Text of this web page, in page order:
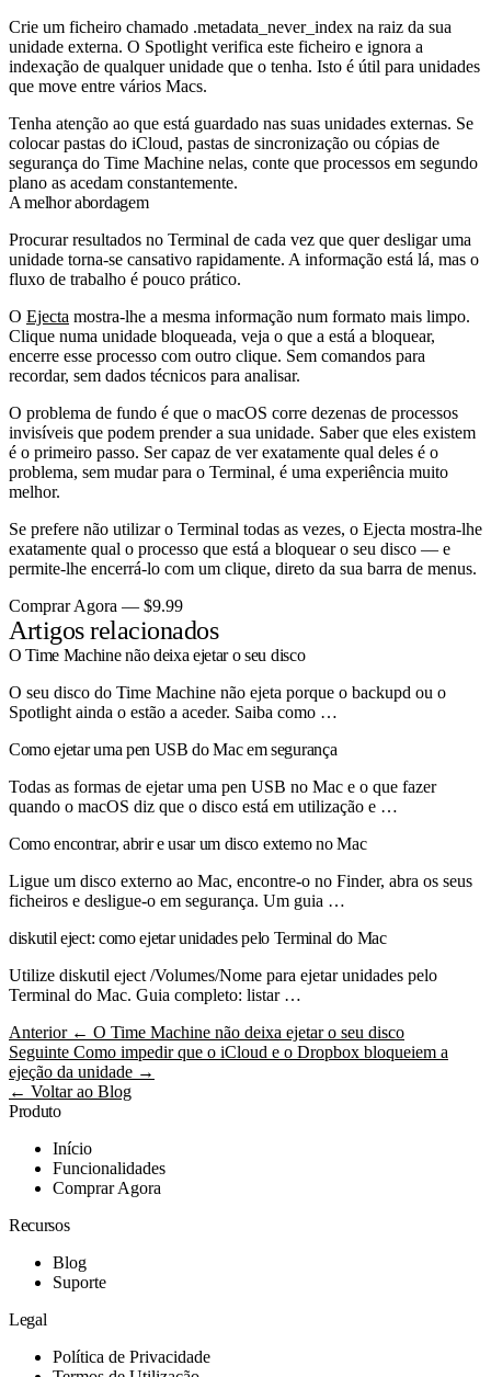
Crie um ficheiro chamado .metadata_never_index na raiz da sua
unidade externa. O Spotlight verifica este ficheiro e ignora a
indexação de qualquer unidade que o tenha. Isto é útil para unidades
que move entre vários Macs.
Tenha atenção ao que está guardado nas suas unidades externas. Se
colocar pastas do iCloud, pastas de sincronização ou cópias de
segurança do Time Machine nelas, conte que processos em segundo
plano as acedam constantemente.
A melhor abordagem
Procurar resultados no Terminal de cada vez que quer desligar uma
unidade torna-se cansativo rapidamente. A informação está lá, mas o
fluxo de trabalho é pouco prático.
O Ejecta mostra-lhe a mesma informação num formato mais limpo.
Clique numa unidade bloqueada, veja o que a está a bloquear,
encerre esse processo com outro clique. Sem comandos para
recordar, sem dados técnicos para analisar.
O problema de fundo é que o macOS corre dezenas de processos
invisíveis que podem prender a sua unidade. Saber que eles existem
é o primeiro passo. Ser capaz de ver exatamente qual deles é o
problema, sem mudar para o Terminal, é uma experiência muito
melhor.
Se prefere não utilizar o Terminal todas as vezes, o Ejecta mostra-lhe
exatamente qual o processo que está a bloquear o seu disco — e
permite-lhe encerrá-lo com um clique, direto da sua barra de menus.
Comprar Agora — $9.99
Artigos relacionados
O Time Machine não deixa ejetar o seu disco
O seu disco do Time Machine não ejeta porque o backupd ou o
Spotlight ainda o estão a aceder. Saiba como …
Como ejetar uma pen USB do Mac em segurança
Todas as formas de ejetar uma pen USB no Mac e o que fazer
quando o macOS diz que o disco está em utilização e …
Como encontrar, abrir e usar um disco externo no Mac
Ligue um disco externo ao Mac, encontre-o no Finder, abra os seus
ficheiros e desligue-o em segurança. Um guia …
diskutil eject: como ejetar unidades pelo Terminal do Mac
Utilize diskutil eject /Volumes/Nome para ejetar unidades pelo
Terminal do Mac. Guia completo: listar …
Anterior ← O Time Machine não deixa ejetar o seu disco
Seguinte Como impedir que o iCloud e o Dropbox bloqueiem a
ejeção da unidade →
← Voltar ao Blog
Produto
Início
Funcionalidades
Comprar Agora
Recursos
Blog
Suporte
Legal
Política de Privacidade